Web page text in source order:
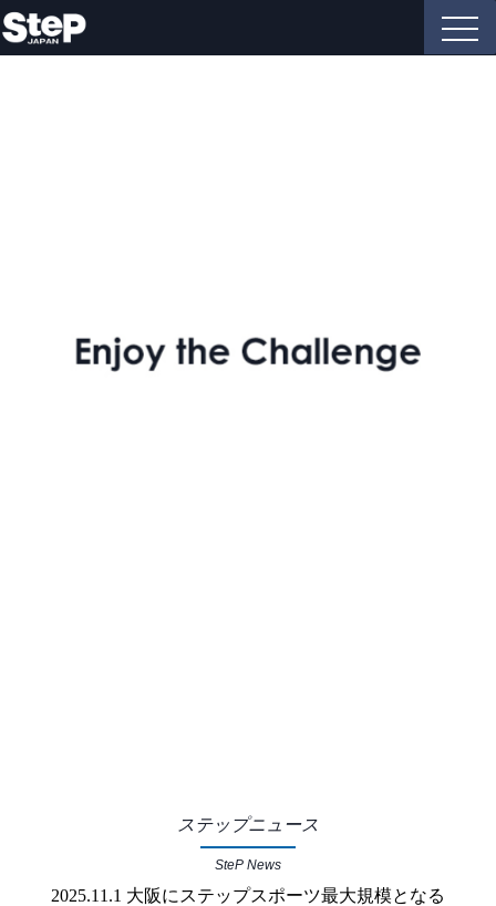
ステップニュース
SteP News
2025.11.1 大阪にステップスポーツ最大規模となる